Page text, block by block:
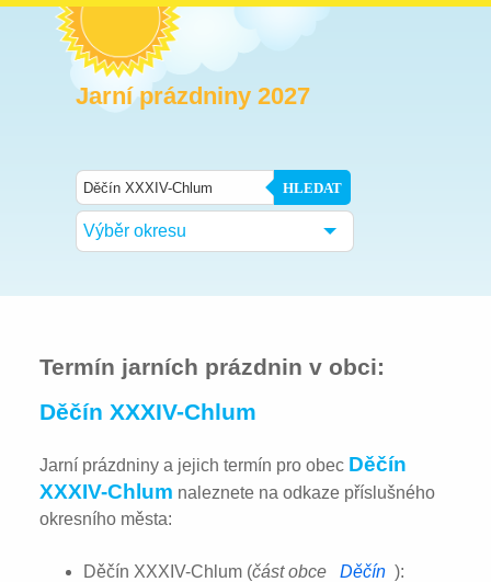
Jarní prázdniny 2027
HLEDAT
Výběr okresu
Termín jarních prázdnin v obci:
Děčín XXXIV-Chlum
Jarní prázdniny a jejich termín pro obec Děčín
XXXIV-Chlum naleznete na odkaze příslušného
okresního města:
Děčín XXXIV-Chlum (část obce Děčín ):